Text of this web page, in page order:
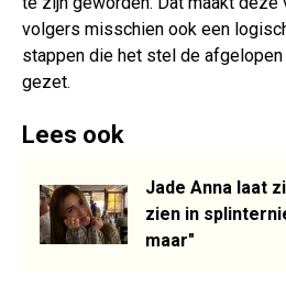
volgers misschien ook een
stappen die het stel de
gezet.
Lees ook
Jade Anna laat
zien in
maar"